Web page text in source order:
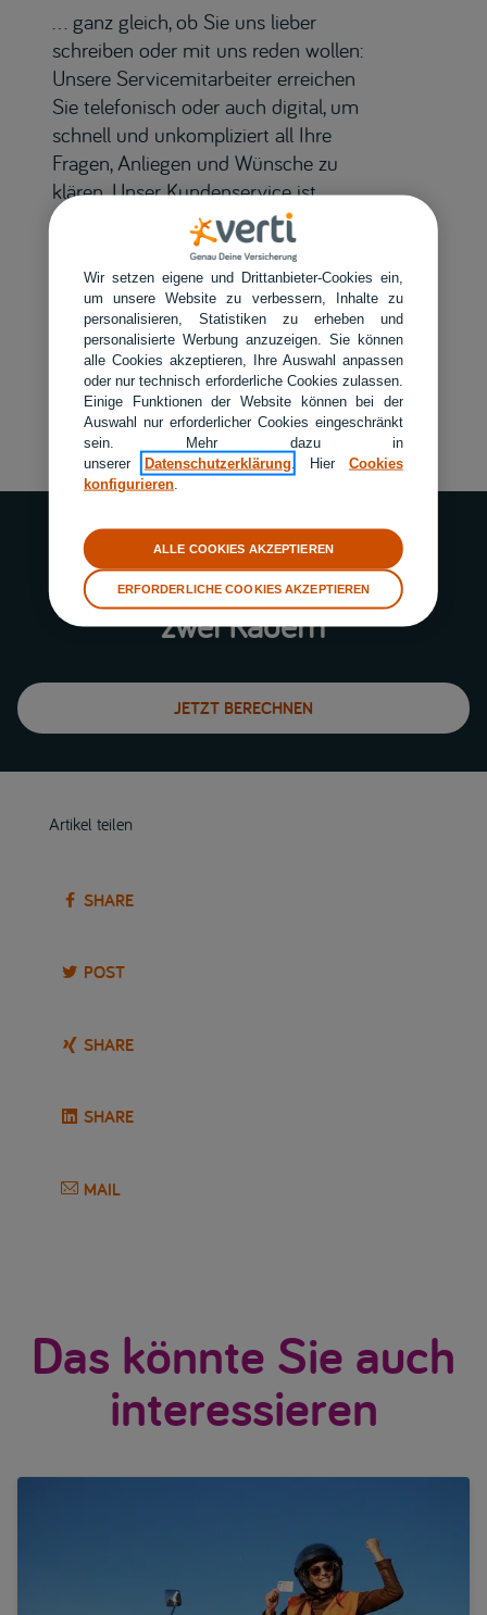
… ganz gleich, ob Sie uns lieber
schreiben oder mit uns reden wollen:
Unsere Servicemitarbeiter erreichen
Sie telefonisch oder auch digital, um
schnell und unkompliziert all Ihre
Fragen, Anliegen und Wünsche zu
klären. Unser Kundenservice ist
montags bis freitags von 8 bis 19 Uhr
HOTLINE:030 890 003 003
KONTAKTMÖGLICHKEITEN
Gut versichert, auch auf
zwei Rädern
JETZT BERECHNEN
Artikel teilen
SHARE
POST
SHARE
SHARE
MAIL
Das könnte Sie auch
interessieren
Wir setzen eigene und Drittanbieter-Cookies ein,
um unsere Website zu verbessern, Inhalte zu
personalisieren, Statistiken zu erheben und
personalisierte Werbung anzuzeigen. Sie können
alle Cookies akzeptieren, Ihre Auswahl anpassen
oder nur technisch erforderliche Cookies zulassen.
Einige Funktionen der Website können bei der
Auswahl nur erforderlicher Cookies eingeschränkt
sein. Mehr dazu in
unsererDatenschutzerklärung . Hier Cookies
konfigurieren
ERFORDERLICHE COOKIES AKZEPTIEREN
ALLE COOKIES AKZEPTIEREN